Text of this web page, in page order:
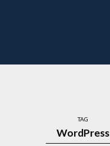
TAG
WordPress